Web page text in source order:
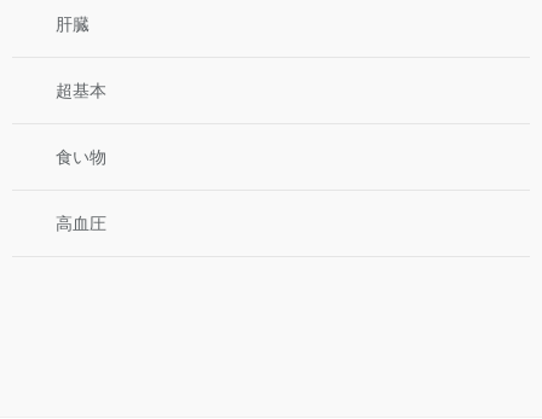
肝臓
超基本
食い物
高血圧